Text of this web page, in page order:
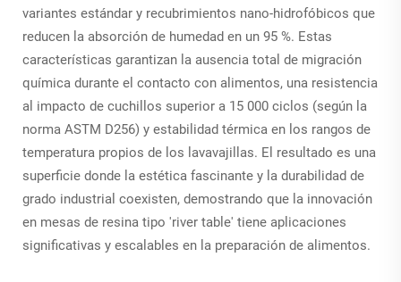
variantes estándar y recubrimientos nano-hidrofóbicos que
reducen la absorción de humedad en un 95 %. Estas
características garantizan la ausencia total de migración
química durante el contacto con alimentos, una resistencia
al impacto de cuchillos superior a 15 000 ciclos (según la
norma ASTM D256) y estabilidad térmica en los rangos de
temperatura propios de los lavavajillas. El resultado es una
superficie donde la estética fascinante y la durabilidad de
grado industrial coexisten, demostrando que la innovación
en mesas de resina tipo 'river table' tiene aplicaciones
significativas y escalables en la preparación de alimentos.